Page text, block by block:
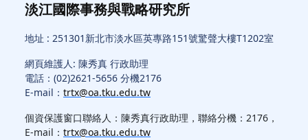
淡江國際事務與戰略研究所
地址 : 251301新北市淡水區英專路151號驚聲大樓T1202室
網頁維護人: 陳秀真 行政助理
電話：(02)2621-5656 分機2176
E-mail： trtx@oa.tku.edu.tw
個資保護窗口聯絡人：陳秀真行政助理，聯絡分機：2176，
E-mail： trtx@oa.tku.edu.tw